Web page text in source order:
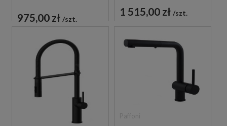
975,00 zł szt.
CZARNA
1 515,00 zł szt.